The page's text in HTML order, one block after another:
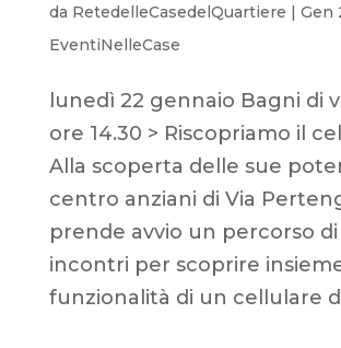
da RetedelleCasedelQuartiere | Gen
EventiNelleCase
lunedì 22 gennaio Bagni di
ore 14.30 > Riscopriamo il
Alla scoperta delle sue
centro anziani di Via
prende avvio un percorso di
incontri per scoprire
funzionalità di un cellulare